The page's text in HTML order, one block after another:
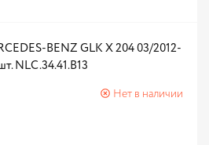
BENZ GLK X 204 03/2012-
NLC.34.41.B13
Нет в наличии